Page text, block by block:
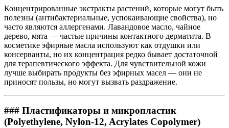
Концентрированные экстракты растений, которые могут быть
полезны (антибактериальные, успокаивающие свойства), но
часто являются аллергенами. Лавандовое масло, чайное
дерево, мята — частые причины контактного дерматита. В
косметике эфирные масла используют как отдушки или
консерванты, но их концентрация редко бывает достаточной
для терапевтического эффекта. Для чувствительной кожи
лучше выбирать продукты без эфирных масел — они не
приносят пользы, но могут вызвать раздражение.
### Пластификаторы и микропластик
(Polyethylene, Nylon-12, Acrylates Copolymer)